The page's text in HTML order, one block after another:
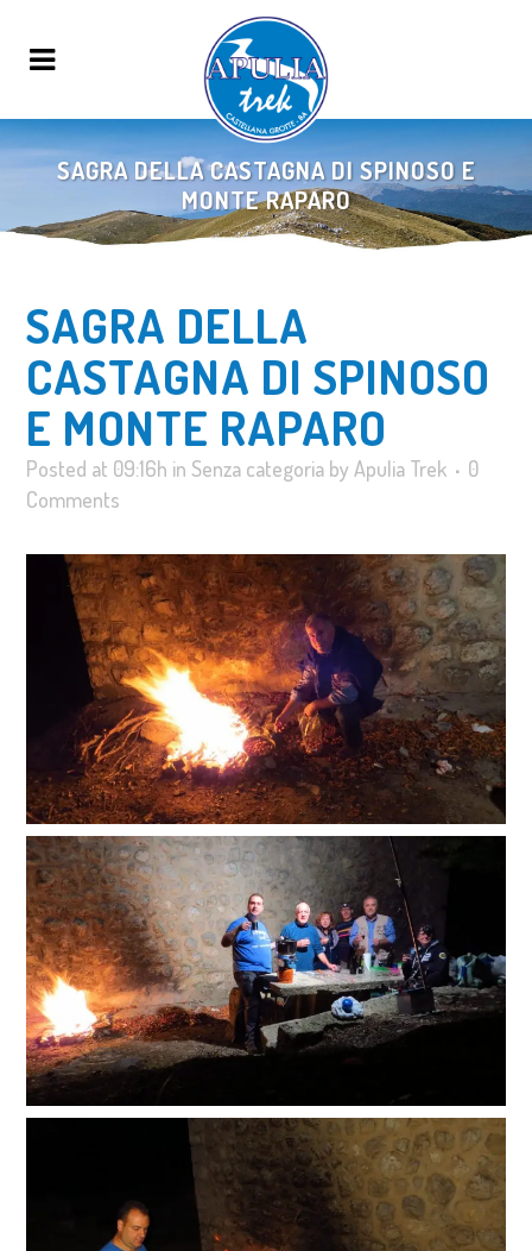
SAGRA DELLA CASTAGNA DI SPINOSO E
MONTE RAPARO
SAGRA DELLA
CASTAGNA DI SPINOSO
E MONTE RAPARO
Posted at 09:16h in Senza categoria byApulia Trek
0
Comments